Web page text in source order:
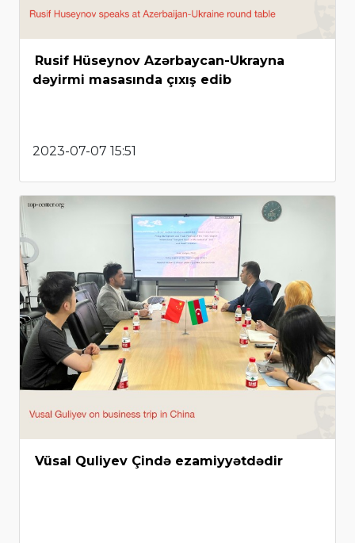
Rusif Hüseynov Azərbaycan-Ukrayna
dəyirmi masasında çıxış edib
2023-07-07 15:51
Vüsal Quliyev Çində ezamiyyətdədir